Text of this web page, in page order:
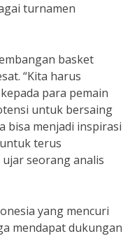
turnamen
basket
“Kita harus
para pemain
untuk bersaing
bisa menjadi inspirasi
terus
seorang analis
yang mencuri
mendapat dukungan